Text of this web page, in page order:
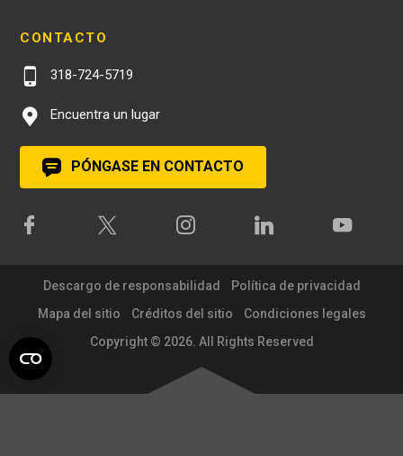
CONTACTO
318-724-5719
Encuentra un lugar
PÓNGASE EN CONTACTO
Descargo de responsabilidad
Política de privacidad
Mapa del sitio
Créditos del sitio
Condiciones legales
Copyright © 2026. All Rights Reserved